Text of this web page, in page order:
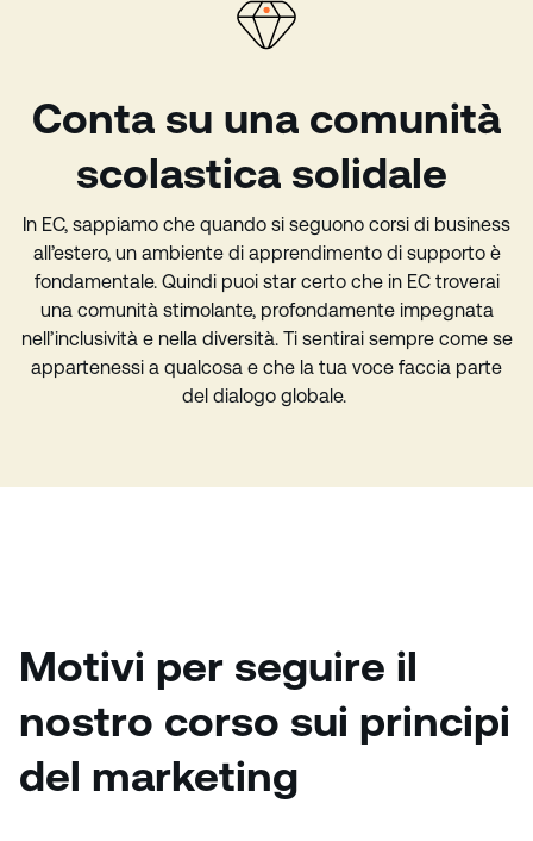
Conta su una comunità
scolastica solidale
In EC, sappiamo che quando si seguono corsi di business
all’estero, un ambiente di apprendimento di supporto è
fondamentale. Quindi puoi star certo che in EC troverai
una comunità stimolante, profondamente impegnata
nell’inclusività e nella diversità. Ti sentirai sempre come se
appartenessi a qualcosa e che la tua voce faccia parte
del dialogo globale.
Motivi per seguire il
nostro corso sui principi
del marketing